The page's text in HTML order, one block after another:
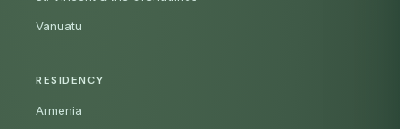
Vanuatu
RESIDENCY
Armenia